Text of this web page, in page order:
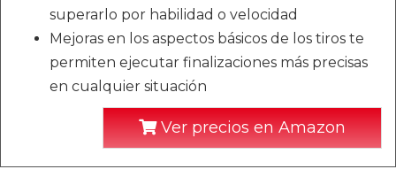
superarlo por habilidad o velocidad
Mejoras en los aspectos básicos de los tiros te
permiten ejecutar finalizaciones más precisas
en cualquier situación
Ver precios en Amazon